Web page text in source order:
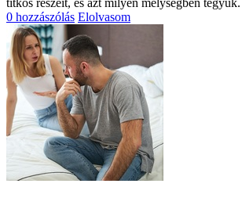
0 hozzászólás Elolvasom